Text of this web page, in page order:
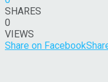
SHARES
0
VIEWS
Share on Facebook